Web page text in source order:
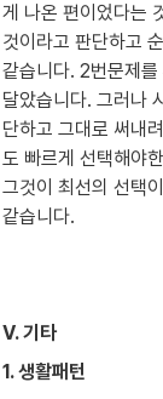
게 나온 편이었다는
것이라고 판단하고
같습니다. 2번문제
달았습니다. 그러나
단하고 그대로 써내
도 빠르게 선택해야
그것이 최선의 선택
같습니다.
Ⅴ. 기타
1. 생활패턴